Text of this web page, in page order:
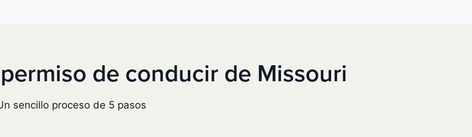
de conducir de Missouri
sencillo proceso de 5 pasos